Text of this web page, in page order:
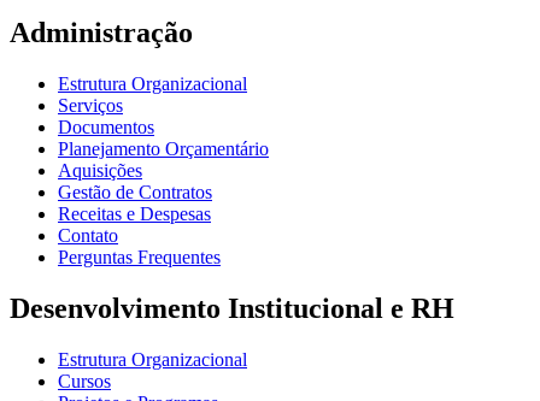
Administração
Estrutura Organizacional
Serviços
Documentos
Planejamento Orçamentário
Aquisições
Gestão de Contratos
Receitas e Despesas
Contato
Perguntas Frequentes
Desenvolvimento Institucional e RH
Estrutura Organizacional
Cursos